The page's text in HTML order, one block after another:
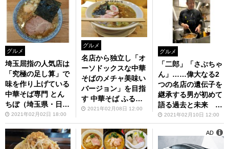
グルメ
埼玉屈指の人気店は
「究極の足し算」で
味を作り上げている
中華そば専門 とん
ちぼ（埼玉県・日高
市）【ピラティスイ
ンストラクターの健
康的ラーメンライフ
♪】第14回
2021年02月02日 18:00
グルメ
名店から独立し「オ
ーソドックスな中華
そばのメチャ美味い
バージョン」を目指
す 中華そば ふるい
ち（東京・羽村）
麺 in 武蔵野・多
摩】第45回
2021年02月08日 12:00
グルメ
「二郎」「さぶちゃ
ん」……偉大なる2
つの名店の遺伝子を
継承する男が初めて
語る過去と未来 の
スた（東京・大井
町）（前編）
2021年02月10日 12:00
AD